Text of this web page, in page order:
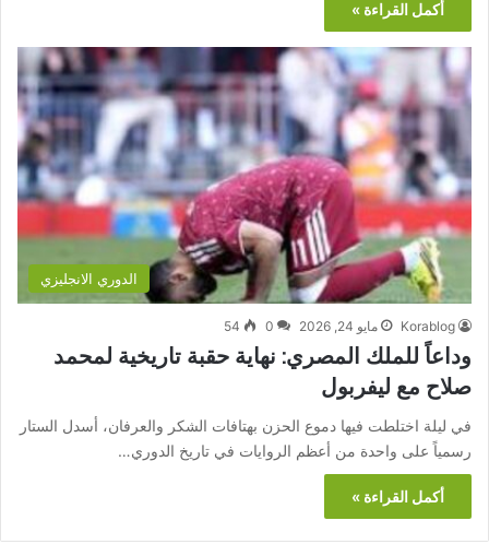
أكمل القراءة »
الدوري الانجليزي
Korablog مايو 24, 2026 0
54
وداعاً للملك المصري: نهاية حقبة تاريخية لمحمد
صلاح مع ليفربول
في ليلة اختلطت فيها دموع الحزن بهتافات الشكر والعرفان، أسدل الستار
رسمياً على واحدة من أعظم الروايات في تاريخ الدوري…
أكمل القراءة »